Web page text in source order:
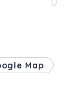
Map